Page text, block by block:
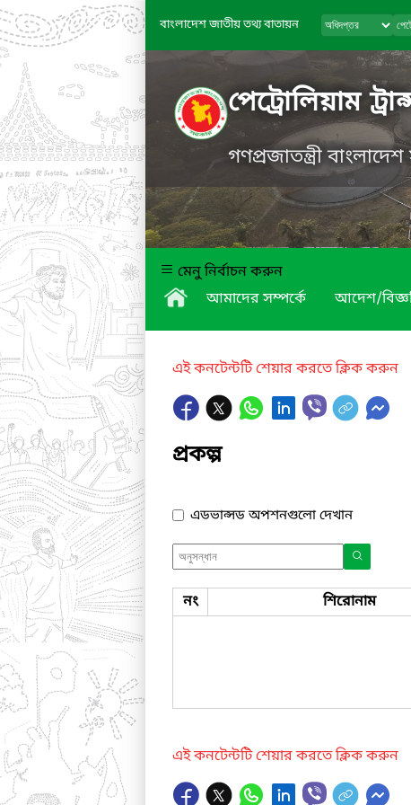
বাংলাদেশ জাতীয় তথ্য বাতায়ন
পেট্রোলিয়াম
গণপ্রজাতন্ত্রী
মেনু নির্বাচন করুন
আমাদের সম্পর্কে
আদেশ/
এই কনটেন্টটি শেয়ার করতে ক্লিক করুন
প্রকল্প
এডভান্সড অপশনগুলো দেখান
নং শিরোনাম
এই কনটেন্টটি শেয়ার করতে ক্লিক করুন